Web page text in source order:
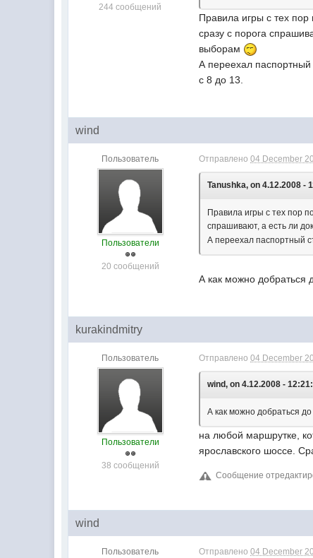
244 сообщений
Правила игры с тех
сразу с порога
выборам
А переехал
с 8 до 13.
wind
Пользователь
Пользователи
20 сообщений
Отправлено04 December
Tanushka, on 4.12.2008 -
Правила игры с тех пор
спрашивают, а есть ли
А переехал паспортный
А как можно добраться
kurakindmitry
Пользователь
Пользователи
38 сообщений
Отправлено04 December
wind, on 4.12.2008 - 12:21:
А как можно добраться
на любой маршрутке,
ярославского шоссе.
Сообщение
wind
Пользователь Отправлено04 December